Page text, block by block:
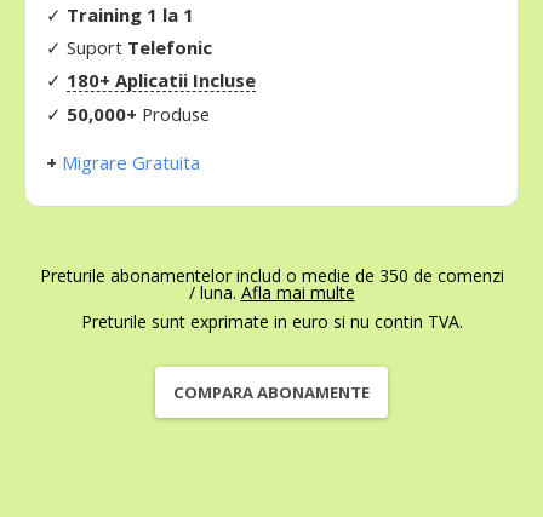
✓ Training 1 la 1
✓ Suport Telefonic
✓ 180+ Aplicatii Incluse
✓ 50,000+ Produse
+ Migrare Gratuita
Preturile abonamentelor includ o medie de 350 de comenzi
/ luna. Afla mai multe
Preturile sunt exprimate in euro si nu contin TVA.
COMPARA ABONAMENTE